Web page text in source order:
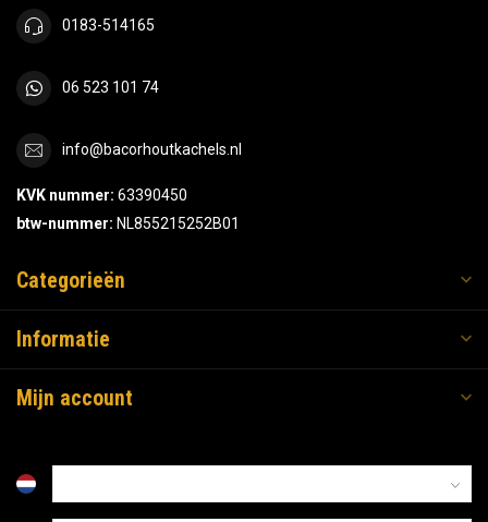
0183-514165
06 523 101 74
info@bacorhoutkachels.nl
KVK nummer: 63390450
btw-nummer: NL855215252B01
Categorieën
Informatie
Mijn account